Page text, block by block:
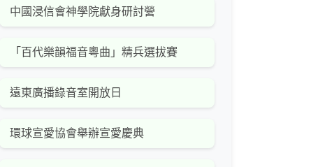
中國浸信會神學院獻身研討營
「百代樂韻福音粵曲」精兵選拔賽
遠東廣播錄音室開放日
環球宣愛協會舉辦宣愛慶典